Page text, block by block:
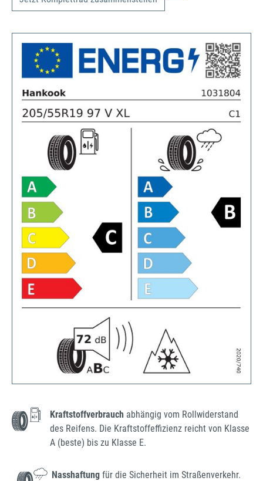
Kraftstoffverbrauch abhängig vom Rollwiderstand
des Reifens. Die Kraftstoffeffizienz reicht von Klasse
A (beste) bis zu Klasse E.
Nasshaftung für die Sicherheit im Straßenverkehr.